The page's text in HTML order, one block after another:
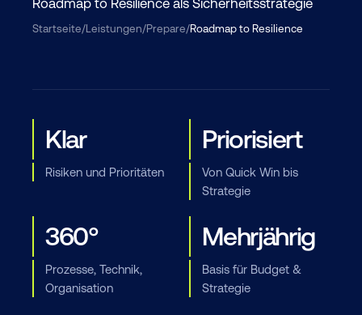
Startseite/Leistungen/Prepare/Roadmap to Resilience
Klar
Risiken und Prioritäten
Priorisiert
Von Quick Win bis
Strategie
360°
Prozesse, Technik,
Organisation
Mehrjährig
Basis für Budget &
Strategie